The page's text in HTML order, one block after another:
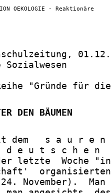
OEKOLOGIE - Reaktionäre
Sozialwesen
"Gründe für
DEN BÄUMEN
dem   s a u r e
d e u t s c h e n
letzte  Woche
November).